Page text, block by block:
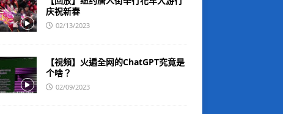
庆祝新春
02/13/2023
【視頻】火遍全网的ChatGPT究竟是
个啥？
02/09/2023